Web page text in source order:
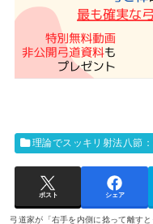
理論でスッキリ射法八節
ポスト シェア
弓道家が「右手を内側に捻って離すと